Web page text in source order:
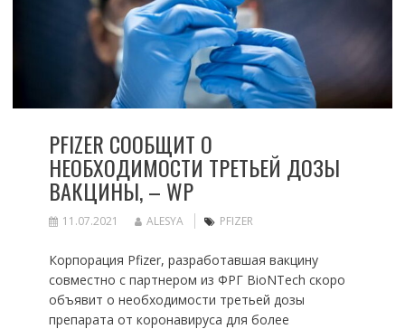
PFIZER СООБЩИТ О
НЕОБХОДИМОСТИ ТРЕТЬЕЙ ДОЗЫ
ВАКЦИНЫ, – WP
11.07.2021 ALESYA PFIZER
Корпорация Pfizer, разработавшая вакцину
совместно с партнером из ФРГ BioNTech скоро
объявит о необходимости третьей дозы
препарата от коронавируса для более